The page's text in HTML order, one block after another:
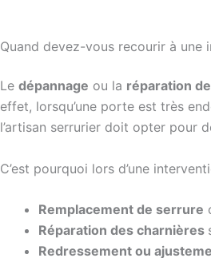
Quand devez-vous recourir à une
Le dépannage ou la réparation
effet, lorsqu’une porte est très
l’artisan serrurier doit opter pour
C’est pourquoi lors d’une
Remplacement de serrure
Réparation des charnières
Redressement ou